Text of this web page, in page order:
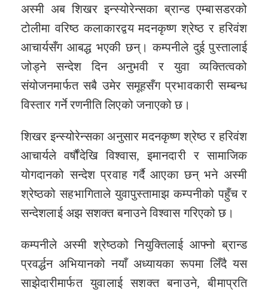
अस्मी अब शिखर इन्स्योरेन्सका ब्रान्ड एम्बासडरको
टोलीमा वरिष्ठ कलाकारद्वय मदनकृष्ण श्रेष्ठ र हरिवंश
आचार्यसँग आबद्ध भएकी छन्। कम्पनीले दुई पुस्तालाई
जोड्ने सन्देश दिन अनुभवी र युवा व्यक्तित्वको
संयोजनमार्फत सबै उमेर समूहसँग प्रभावकारी सम्बन्ध
विस्तार गर्ने रणनीति लिएको जनाएको छ।
शिखर इन्स्योरेन्सका अनुसार मदनकृष्ण श्रेष्ठ र हरिवंश
आचार्यले वर्षौंदेखि विश्वास, इमानदारी र सामाजिक
योगदानको सन्देश प्रवाह गर्दै आएका छन् भने अस्मी
श्रेष्ठको सहभागिताले युवापुस्तामाझ कम्पनीको पहुँच र
सन्देशलाई अझ सशक्त बनाउने विश्वास गरिएको छ।
कम्पनीले अस्मी श्रेष्ठको नियुक्तिलाई आफ्नो ब्रान्ड
प्रवर्द्धन अभियानको नयाँ अध्यायका रूपमा लिँदै यस
साझेदारीमार्फत युवालाई सशक्त बनाउने, बीमाप्रति